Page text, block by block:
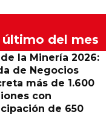
último del mes
la Minería 2026:
de Negocios
más de 1.600
con
de 650